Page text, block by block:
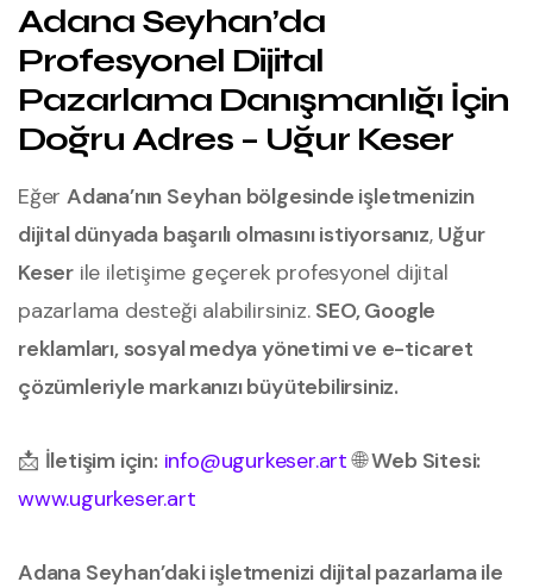
Adana Seyhan’da
Profesyonel Dijital
Pazarlama Danışmanlığı İçin
Doğru Adres – Uğur Keser
Eğer Adana’nın Seyhan bölgesinde işletmenizin
dijital dünyada başarılı olmasını istiyorsanız, Uğur
Keser ile iletişime geçerek profesyonel dijital
pazarlama desteği alabilirsiniz. SEO, Google
reklamları, sosyal medya yönetimi ve e-ticaret
çözümleriyle markanızı büyütebilirsiniz.
📩 İletişim için: info@ugurkeser.art🌐Web Sitesi:
www.ugurkeser.art
Adana Seyhan’daki işletmenizi dijital pazarlama ile